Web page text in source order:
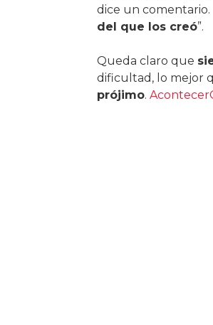
dice un comentario.
del que los creó”.
Queda claro que
dificultad, lo mejor
prójimo.